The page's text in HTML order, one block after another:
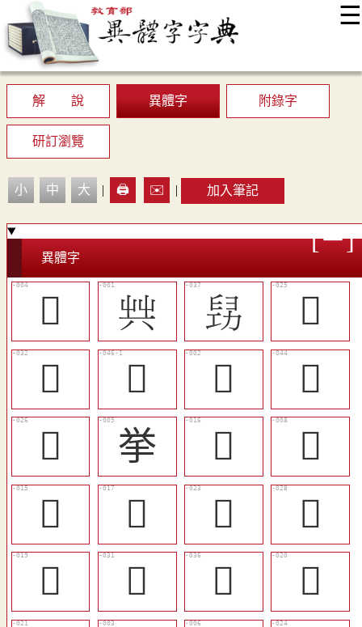
☰
最新消息
顯示模式
網站導覽
解 說
異體字 附錄字
研訂瀏覽
小 中 大 | 🖨️ ✉️ | 加入筆記
異體字
𠃥 𠔖 𠢈
󴹲
𡕖
󴹾 𦬠
𢪓
󴹳
挙 󴹩
󴹡
󴹨
󴹪 󴹰
󴹵
󴹬
󴹶 󴹺
󴹭